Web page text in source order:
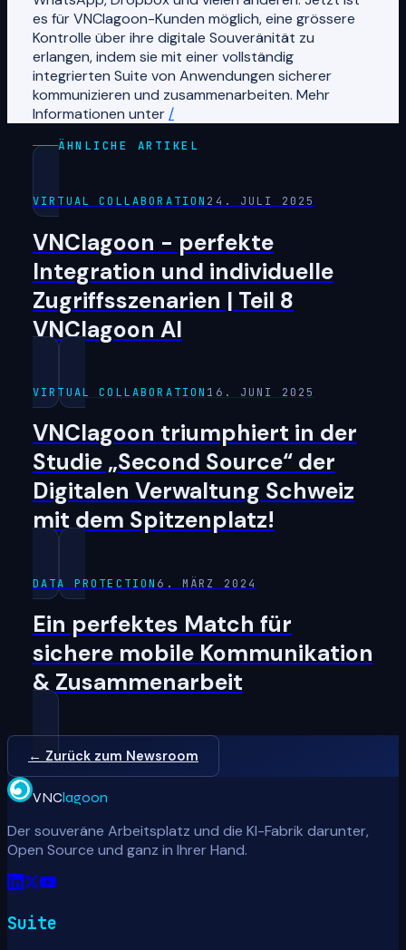
es für VNClagoon-Kunden möglich, eine grössere
Kontrolle über ihre digitale Souveränität zu
erlangen, indem sie mit einer vollständig
integrierten Suite von Anwendungen sicherer
kommunizieren und zusammenarbeiten. Mehr
Informationen unter/
ÄHNLICHE ARTIKEL
VIRTUAL COLLABORATION 24. JULI 2025
VNClagoon - perfekte
Integration und individuelle
Zugriffsszenarien | Teil 8
VNClagoon AI
VIRTUAL COLLABORATION 16. JUNI 2025
VNClagoon triumphiert in der
Studie „Second Source“ der
Digitalen Verwaltung Schweiz
mit dem Spitzenplatz!
DATA PROTECTION 6. MÄRZ 2024
Ein perfektes Match für
sichere mobile Kommunikation
& Zusammenarbeit
← Zurück zum Newsroom
VNClagoon
Der souveräne Arbeitsplatz und die KI-Fabrik darunter,
Open Source und ganz in Ihrer Hand.
Suite